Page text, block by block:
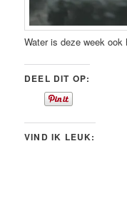
Water is deze week
DEEL DIT OP:
VIND IK LEUK: